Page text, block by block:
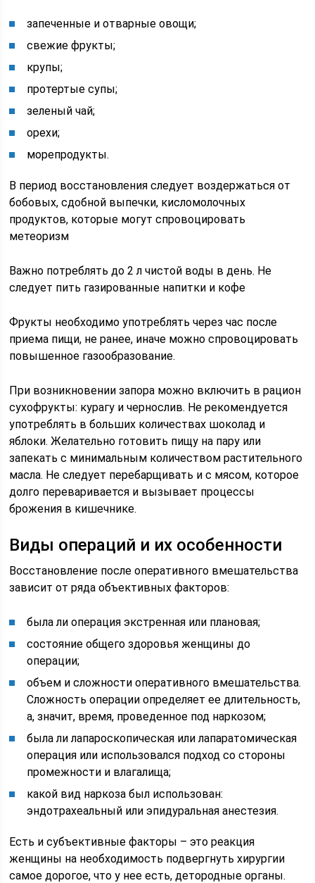
запеченные и отварные овощи;
свежие фрукты;
крупы;
протертые супы;
зеленый чай;
орехи;
морепродукты.
В период восстановления следует воздержаться от
бобовых, сдобной выпечки, кисломолочных
продуктов, которые могут спровоцировать
метеоризм
Важно потреблять до 2 л чистой воды в день. Не
следует пить газированные напитки и кофе
Фрукты необходимо употреблять через час после
приема пищи, не ранее, иначе можно спровоцировать
повышенное газообразование.
При возникновении запора можно включить в рацион
сухофрукты: курагу и чернослив. Не рекомендуется
употреблять в больших количествах шоколад и
яблоки. Желательно готовить пищу на пару или
запекать с минимальным количеством растительного
масла. Не следует перебарщивать и с мясом, которое
долго переваривается и вызывает процессы
брожения в кишечнике.
Виды операций и их особенности
Восстановление после оперативного вмешательства
зависит от ряда объективных факторов:
была ли операция экстренная или плановая;
состояние общего здоровья женщины до
операции;
объем и сложности оперативного вмешательства.
Сложность операции определяет ее длительность,
а, значит, время, проведенное под наркозом;
была ли лапароскопическая или лапаратомическая
операция или использовался подход со стороны
промежности и влагалища;
какой вид наркоза был использован:
эндотрахеальный или эпидуральная анестезия.
Есть и субъективные факторы – это реакция
женщины на необходимость подвергнуть хирургии
самое дорогое, что у нее есть, детородные органы.